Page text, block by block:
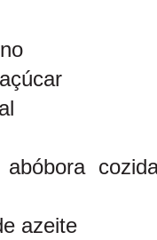
azeite